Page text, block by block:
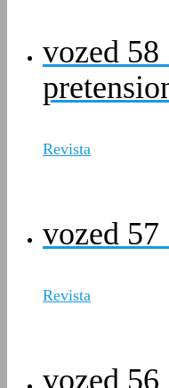
vozed
Revista
vozed
Revista
vozed